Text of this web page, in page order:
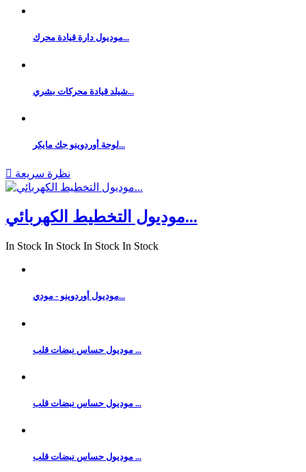
موديول دارة قيادة محرك...
شيلد قيادة محركات بشري...
لوحة أوردوينو جك مايكر...
 نظرة سريعة
موديول التخطيط الكهربائي...
In Stock In Stock In Stock In Stock
موديول أوردوينو - مودي...
موديول حساس نبضات قلب ...
موديول حساس نبضات قلب ...
موديول حساس نبضات قلب ...